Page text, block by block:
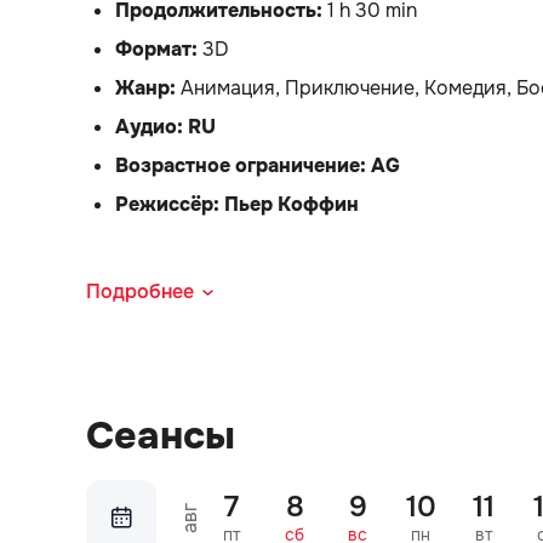
Продолжительность: 1 h 30 min
Формат: 3D
Жанр: Анимация, Приключение, Комедия,
Аудио: RU
Возрастное ограничение: AG
Режиссёр: Пьер Коффин
Пожалуйста, проверьте информацию на
Возврат финансовых средств возможен,
Возврат финансовых средств в выходные
Службе поддержки клиентов (+373 22 896
Подробнее
Сеансы
авг 7
пт
8
сб
9
вс
10
пн
11
вт